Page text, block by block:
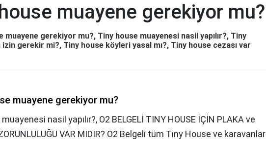
muayene gerekiyor mu?
muayene gerekiyor mu?, Tiny house muayenesi nasil yapılır?, Tiny
izin gerekir mi?, Tiny house köyleri yasal mı?, Tiny house cezası var
muayene gerekiyor mu?
nasil yapılır?, O2 BELGELİ TINY HOUSE İÇİN PLAKA ve
VAR MIDIR? O2 Belgeli tüm Tiny House ve karavanlar